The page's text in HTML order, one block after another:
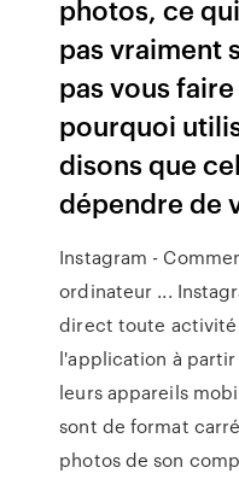
photos, ce
pas vraiment
pas vous
pourquoi
disons que
dépendre de
Instagram -
ordinateur ...
direct toute
l'application à
leurs appareils
sont de format
photos de son